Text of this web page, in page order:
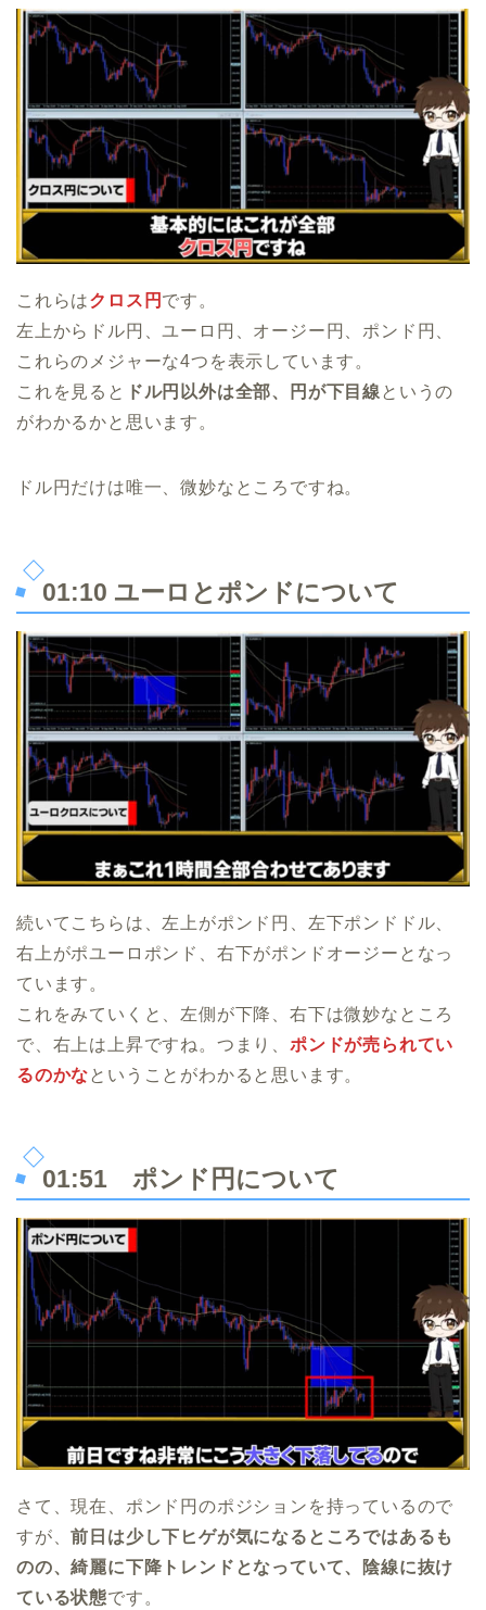
これらはクロス円 です。
左上からドル円、ユーロ円、オージー円、ポンド円、
これらのメジャーな4つを表示しています。
これを見ると
ドル円以外は全部、円が下目線 というの
がわかるかと思います。
ドル円だけは唯一、微妙なところですね。
01:10 ユーロとポンドについて
続いてこちらは、左上がポンド円、左下ポンドドル、
右上がポユーロポンド、右下がポンドオージーとなっ
ています。
これをみていくと、左側が下降、右下は微妙なところ
で、右上は上昇ですね。つまり、 ポンドが売られてい
るのかなということがわかると思います。
01:51 ポンド円について
さて、現在、ポンド円のポジションを持っているので
すが、前日は少し下ヒゲが気になるところではあるも
のの、綺麗に下降トレンドとなっていて、陰線に抜け
ている状態です。